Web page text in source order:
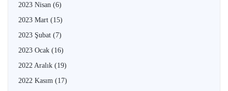
2023 Nisan (6)
2023 Mart (15)
2023 Şubat (7)
2023 Ocak (16)
2022 Aralık (19)
2022 Kasım (17)